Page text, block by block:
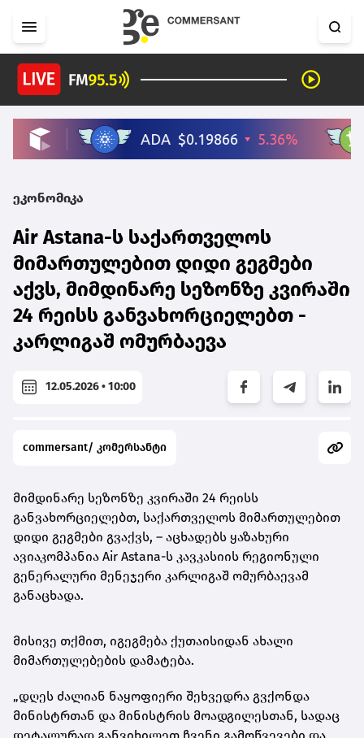
ეკონომიკა
Air Astana-ს საქართველოს
მიმართულებით დიდი გეგმები
აქვს, მიმდინარე სეზონზე კვირაში
24 რეისს განვახორციელებთ -
კარლიგაშ ომურბაევა
12.05.2026 • 10:00
commersant/ კომერსანტი
მიმდინარე სეზონზე კვირაში 24 რეისს
განვახორციელებთ, საქართველოს მიმართულებით
დიდი გეგმები გვაქვს, – აცხადებს ყაზახური
ავიაკომპანია Air Astana-ს კავკასიის რეგიონული
გენერალური მენეჯერი კარლიგაშ ომურბაევამ
განაცხადა.
მისივე თქმით, იგეგმება ქუთაისიდან ახალი
მიმართულებების დამატება.
„დღეს ძალიან ნაყოფიერი შეხვედრა გვქონდა
მინისტრთან და მინისტრის მოადგილესთან, სადაც
დეტალურად განვიხილეთ ჩვენი გამოწვევები და